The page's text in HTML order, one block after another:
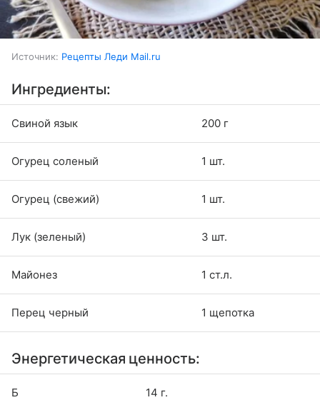
Источник: Рецепты Леди Mail.ru
Ингредиенты:
Свиной язык 200 г
Огурец соленый 1 шт.
Огурец (свежий) 1 шт.
Лук (зеленый) 3 шт.
Майонез 1 ст.л.
Перец черный 1 щепотка
Энергетическая ценность:
Б 14 г.